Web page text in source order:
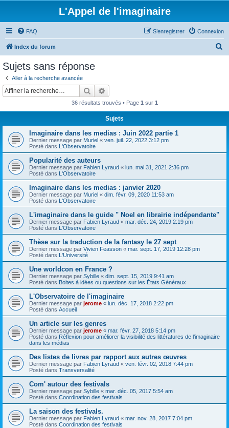
L'Appel de l'imaginaire
FAQ Connexion
S’enregistrer
Index du forum
Sujets sans réponse
Aller à la recherche avancée
Rechercher
36 résultats trouvés • Page 1 sur 1
Sujets
Imaginaire dans les medias : Juin 2022 partie 1
Dernier message par Muriel « ven. juil. 22, 2022 3:12 pm
Posté dans L'Observatoire
Popularité des auteurs
Dernier message par Fabien Lyraud « lun. mai 31, 2021 2:36 pm
Posté dans L'Observatoire
Imaginaire dans les medias : janvier 2020
Dernier message par Muriel « dim. févr. 09, 2020 11:53 am
Posté dans L'Observatoire
L'imaginaire dans le guide " Noel en librairie indépendante"
Dernier message par Fabien Lyraud « mar. déc. 24, 2019 2:19 pm
Posté dans L'Observatoire
Thèse sur la traduction de la fantasy le 27 sept
Dernier message par Vivien Feasson « mar. sept. 17, 2019 12:28 pm
Posté dans L'Université
Une worldcon en France ?
Dernier message par Sybille « dim. sept. 15, 2019 9:41 am
Posté dans Boites à idées ou questions sur les États Généraux
L'Observatoire de l'imaginaire
Dernier message par jerome « lun. déc. 17, 2018 2:22 pm
Posté dans Accueil
Un article sur les genres
Dernier message par jerome « mar. févr. 27, 2018 5:14 pm
Posté dans Réflexion pour améliorer la visibilité des littératures de l’imaginaire
dans les médias
Des listes de livres par rapport aux autres œuvres
Dernier message par Fabien Lyraud « ven. févr. 02, 2018 7:44 pm
Posté dans Transversalité
Com' autour des festivals
Dernier message par Sybille « mar. déc. 05, 2017 5:54 am
Posté dans Coordination des festivals
La saison des festivals.
Dernier message par Fabien Lyraud « mar. nov. 28, 2017 7:04 pm
Posté dans Coordination des festivals